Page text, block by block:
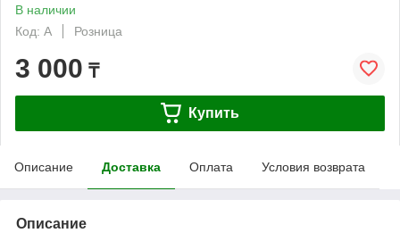
В наличии
Код: А
Розница
3 000 ₸
Купить
Описание Доставка Оплата Условия возврата
Описание